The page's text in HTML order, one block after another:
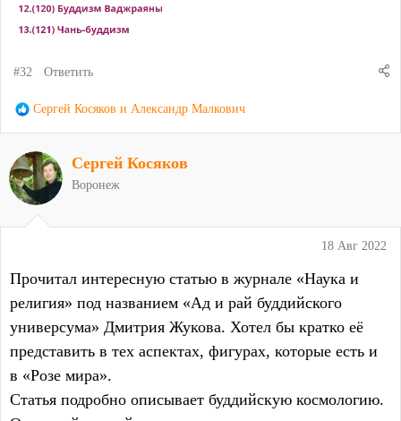
#32 Ответить
Р
к
ц
и
Сергей Косяков и Александр Малкович
18 Авг 2022
Прочитал интересную статью в журнале «Наука и
религия» под названием «Ад и рай буддийского
универсума» Дмитрия Жукова. Хотел бы кратко её
представить в тех аспектах, фигурах, которые есть и
в «Розе мира».
Статья подробно описывает буддийскую космологию.
Сергей Косяков
Воронеж